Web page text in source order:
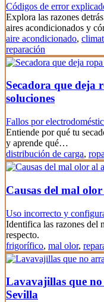
Códigos de error
Explora las razones
aires acondicionados y
aire acondicionado,
reparación
Secadora que deja
soluciones
Fallos por
Entiende por qué tu
y aprende qué…
distribución de carga,
Causas del mal
Uso incorrecto y
Identifica las razones del
respecto.
frigorífico, mal olor,
Lavavajillas que no
Sevilla